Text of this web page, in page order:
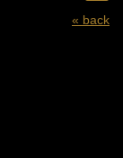
« back